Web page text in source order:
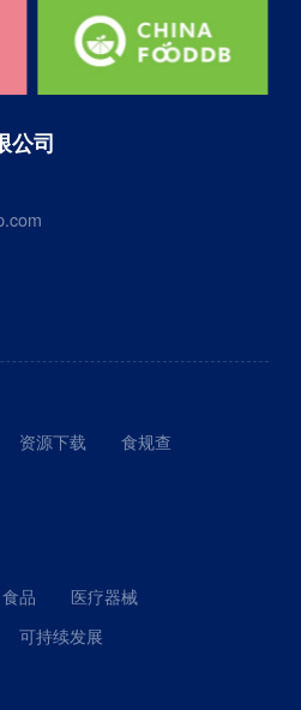
公司
资源下载
食规查
食品
医疗器械
可持续发展